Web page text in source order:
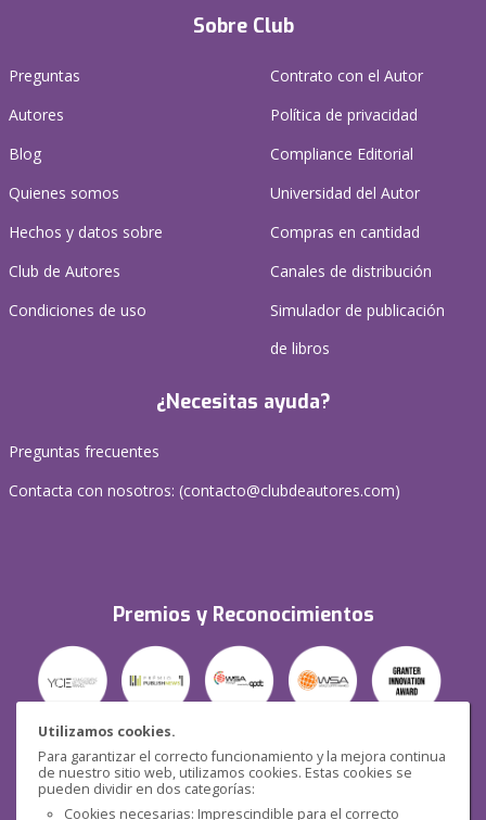
Utilizamos cookies.
Para garantizar el correcto funcionamiento y la mejora continua
de nuestro sitio web, utilizamos cookies. Estas cookies se
pueden dividir en dos categorías:
Cookies necesarias: Imprescindible para el correcto
Sobre Club
Preguntas
Autores
Blog
Quienes somos
Hechos y datos sobre
Club de Autores
Condiciones de uso
Contrato con el Autor
Política de privacidad
Compliance Editorial
Universidad del Autor
Compras en cantidad
Canales de distribución
Simulador de publicación
de libros
¿Necesitas ayuda?
Preguntas frecuentes
Contacta con nosotros: (contacto@clubdeautores.com)
Premios y Reconocimientos
Seguridad